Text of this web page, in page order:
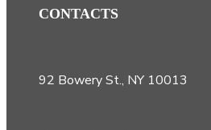
CONTACTS
92 Bowery St., NY 10013